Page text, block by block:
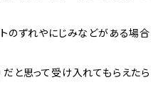
トのずれやにじみなどがある場合
だと思って受け入れてもらえたら